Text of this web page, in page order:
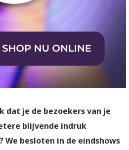
dat je de bezoekers van je
blijvende indruk
besloten in de eindshows